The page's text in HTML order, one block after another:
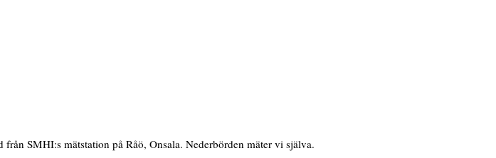
SMHI:s mätstation på Råö, Onsala. Nederbörden mäter vi själva.